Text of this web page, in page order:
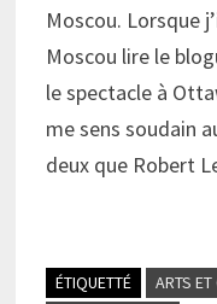
Moscou. Lorsque
Moscou lire le
le spectacle à
me sens soudain
deux que Robert
ÉTIQUETTÉ ARTS ET